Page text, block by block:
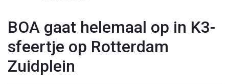
BOA gaat helemaal op in K3-
sfeertje op Rotterdam
Zuidplein